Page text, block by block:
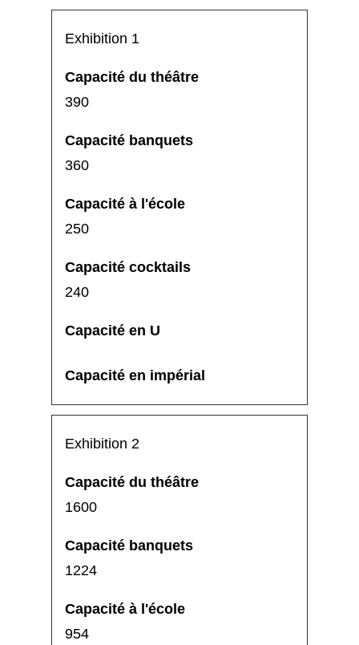
Exhibition 1
390
360
250
240
Exhibition 2
1600
1224
954